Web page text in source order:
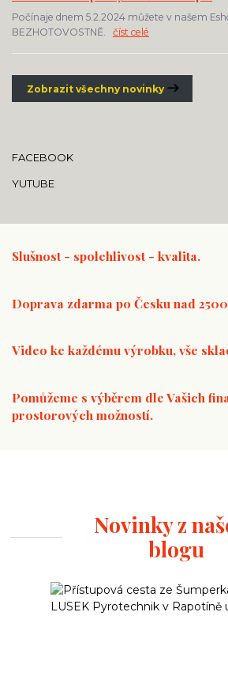
Počínaje dnem 5.2.2024 můžete v našem
BEZHOTOVOSTNĚ. číst celé
Zobrazit všechny novinky
FACEBOOK
YUTUBE
Slušnost - spolehlivost - kvalita.
Doprava zdarma po Česku nad
Video ke každému výrobku, vše
Pomůžeme s výběrem dle Vašich
prostorových možností.
Novinky z
blogu